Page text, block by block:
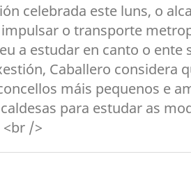
celebrada este luns, o
o transporte
a estudar en canto o
Caballero considera
máis pequenos e
para estudar as
<br />